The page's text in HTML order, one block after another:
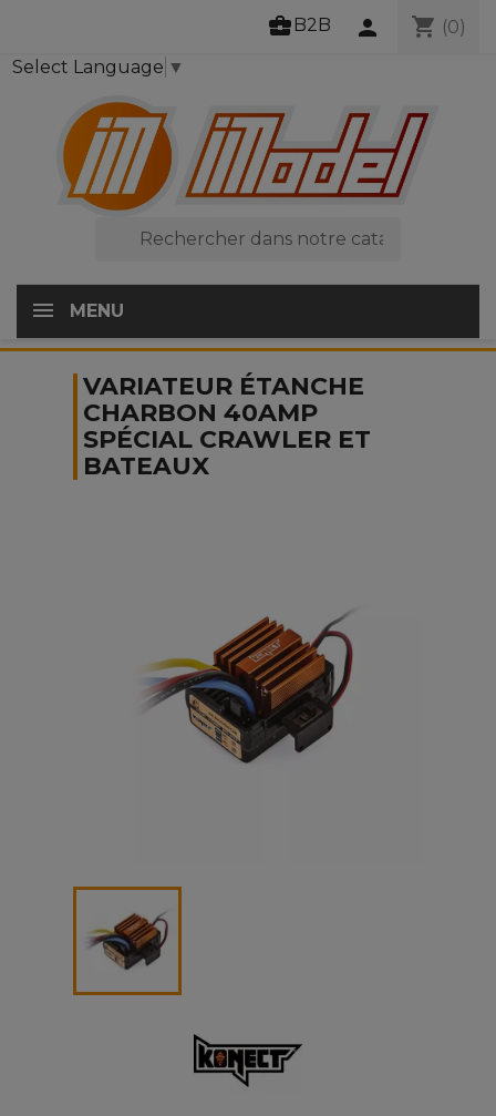
business_center B2B shopping_cart (0)
person

MENU
Select Language ▼
VARIATEUR ÉTANCHE
CHARBON 40AMP
SPÉCIAL CRAWLER ET
BATEAUX